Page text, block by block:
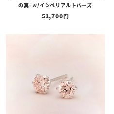
の実- w/インペリアルトパーズ
51,700